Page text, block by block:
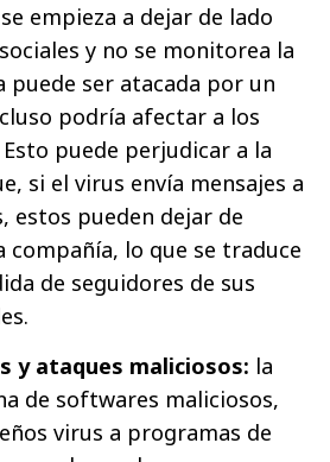
empieza a dejar de lado
y no se monitorea la
puede ser atacada por un
podría afectar a los
puede perjudicar a la
si el virus envía mensajes a
estos pueden dejar de
compañía, lo que se traduce
de seguidores de sus
y ataques maliciosos: la
de softwares maliciosos,
virus a programas de